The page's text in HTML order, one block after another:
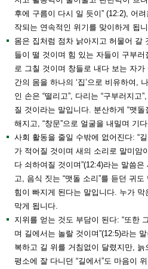
후에 구름이 다시 일 듯이” (12:2), 어
작되는 연속적인 위기를 맞이하게 됩니
몸은 집처럼 점차 낡아지고 허물어 갈
들이 떨 것이며 힘 있는 자들이 구부
로 그칠 것이며 창들로 내다 보는 자
간의 몸을 하나의 ‘집’으로 비유하여,
인 손은 “떨리고”, 다리는 “구부러지고
질 것이라는 말입니다. 분산하게 “맷
해지고, “창문”으로 얼굴을 내밀며 기
사회 활동을 줄일 수밖에 없어진다: “
가 적어질 것이며 새의 소리로 말미암
다 쇠하여질 것이며”(12:4)라는 말씀
고, 음식 짓는 “맷돌 소리”를 듣던 귀
힘이 빠지게 된다는 말입니다. 누가
막게 됩니다.
지위를 얻는 것도 부담이 된다: “또한
며 길에서는 놀랄 것이며”(12:5)라는
복하고 길 위를 거침없이 달렸지만, 늙
평소에 잘 다니던 “길에서”도 마음이